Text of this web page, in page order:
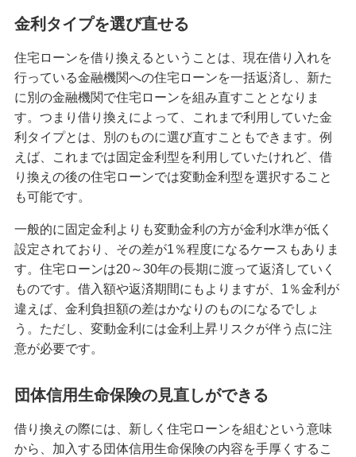
金利タイプを選び直せる
住宅ローンを借り換えるということは、現在借り入れを
行っている金融機関への住宅ローンを一括返済し、新た
に別の金融機関で住宅ローンを組み直すこととなりま
す。つまり借り換えによって、これまで利用していた金
利タイプとは、別のものに選び直すこともできます。例
えば、これまでは固定金利型を利用していたけれど、借
り換えの後の住宅ローンでは変動金利型を選択すること
も可能です。
一般的に固定金利よりも変動金利の方が金利水準が低く
設定されており、その差が1％程度になるケースもありま
す。住宅ローンは20～30年の長期に渡って返済していく
ものです。借入額や返済期間にもよりますが、1％金利が
違えば、金利負担額の差はかなりのものになるでしょ
う。ただし、変動金利には金利上昇リスクが伴う点に注
意が必要です。
団体信用生命保険の見直しができる
借り換えの際には、新しく住宅ローンを組むという意味
から、加入する団体信用生命保険の内容を手厚くするこ